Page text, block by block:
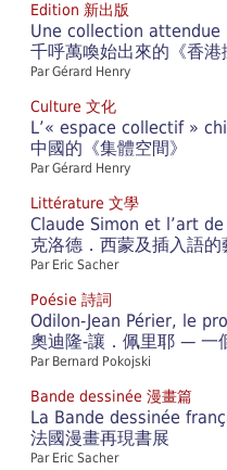
Edition 新出版
Une collection attendue
千呼萬喚始出來的《香
Par Gérard Henry
Culture 文化
L’« espace collectif »
中國的《集體空間》
Par Gérard Henry
Littérature 文學
Claude Simon et l’art
克洛德．西蒙及插入語的
Par Eric Sacher
Poésie 詩詞
Odilon-Jean Périer, le
奧迪隆-讓．佩里耶 — 一
Par Bernard Pokojski
Bande dessinée 漫畫篇
La Bande dessinée
法國漫畫再現書展
Par Eric Sacher